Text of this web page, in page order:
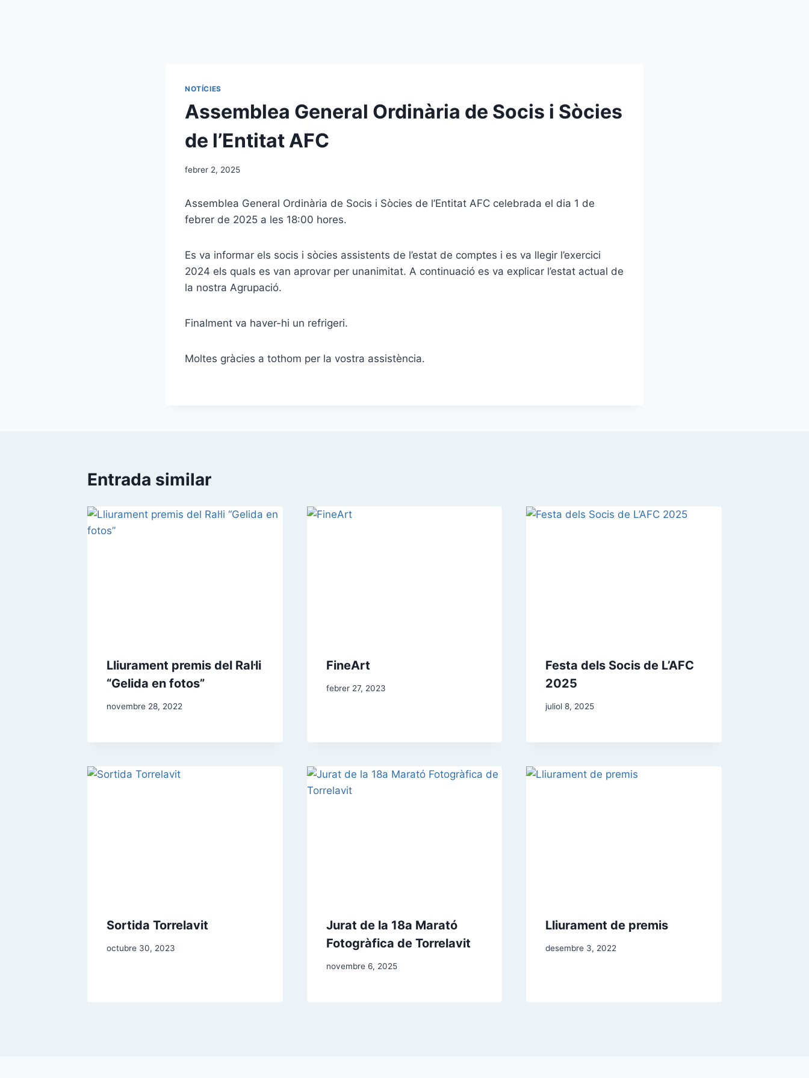
NOTÍCIES
Assemblea General Ordinària de Socis i Sòcies
de l’Entitat AFC
febrer 2, 2025
Assemblea General Ordinària de Socis i Sòcies de l’Entitat AFC celebrada el dia 1 de
febrer de 2025 a les 18:00 hores.
Es va informar els socis i sòcies assistents de l’estat de comptes i es va llegir l’exercici
2024 els quals es van aprovar per unanimitat. A continuació es va explicar l’estat actual de
la nostra Agrupació.
Finalment va haver-hi un refrigeri.
Moltes gràcies a tothom per la vostra assistència.
Entrada similar
Lliurament premis del Ral·li
“Gelida en fotos”
novembre 28, 2022
FineArt
febrer 27, 2023
Festa dels Socis de L’AFC
2025
juliol 8, 2025
Sortida Torrelavit
octubre 30, 2023
Jurat de la 18a Marató
Fotogràfica de Torrelavit
novembre 6, 2025
Lliurament de premis
desembre 3, 2022